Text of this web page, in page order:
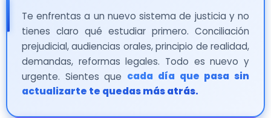
Te enfrentas a un nuevo sistema de justicia y no
tienes claro qué estudiar primero. Conciliación
prejudicial, audiencias orales, principio de realidad,
demandas, reformas legales. Todo es nuevo y
urgente. Sientes que cada día que pasa sin
actualizarte te quedas más atrás.